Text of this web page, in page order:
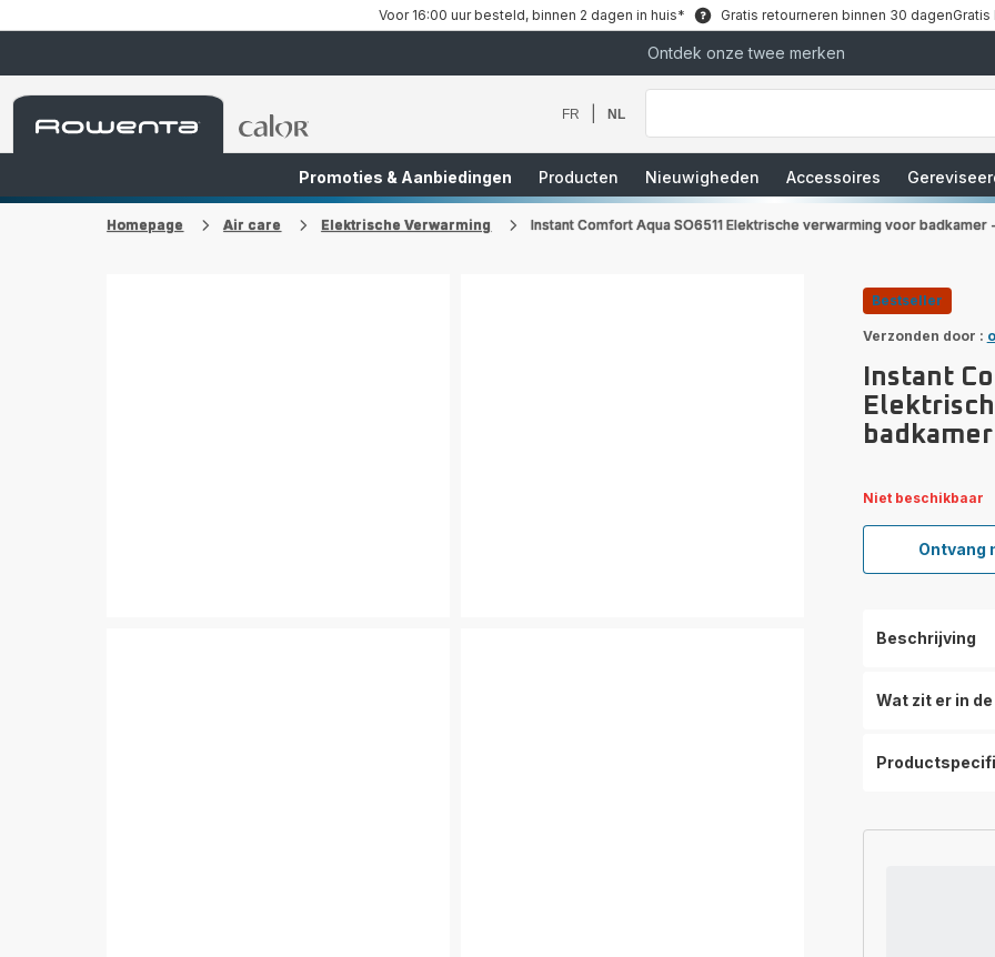
Voor 16:00 uur besteld, binnen 2 dagen in huis* Gratis retourneren binnen 30 dagen
Ontdek onze twee merken
Rowenta-
startpagina
Rowenta-
FR NL
Waar
bent
Promoties & Aanbiedingen Producten Nieuwigheden Accessoires
Homepage Air care Elektrische Verwarming Instant Comfort Aqua SO6511 Elektrische verwarming voor
Bestseller
Verzonden door :
Instant
Niet beschikbaar
Ontvang
Beschrijving
Wat zit er in